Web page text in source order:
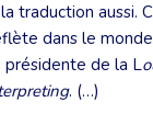
traduction aussi.
dans le
de la L
. (…)